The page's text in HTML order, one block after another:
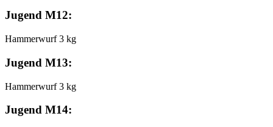
Jugend M12:
Hammerwurf 3 kg
Jugend M13:
Hammerwurf 3 kg
Jugend M14: